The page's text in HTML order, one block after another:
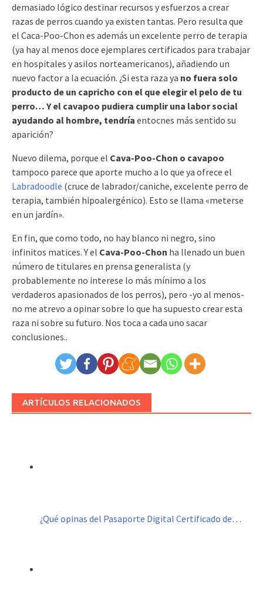
demasiado lógico destinar recursos y esfuerzos a crear
razas de perros cuando ya existen tantas. Pero resulta que
el Caca-Poo-Chon es además un excelente perro de terapia
(ya hay al menos doce ejemplares certificados para trabajar
en hospitales y asilos norteamericanos), añadiendo un
nuevo factor a la ecuación. ¿Si esta raza ya no fuera solo
producto de un capricho con el que elegir el pelo de tu
perro… Y el cavapoo pudiera cumplir una labor social
ayudando al hombre, tendría entocnes más sentido su
aparición?
Nuevo dilema, porque el Cava-Poo-Chon o cavapoo
tampoco parece que aporte mucho a lo que ya ofrece el
Labradoodle (cruce de labrador/caniche, excelente perro de
terapia, también hipoalergénico). Esto se llama «meterse
en un jardín».
En fin, que como todo, no hay blanco ni negro, sino
infinitos matices. Y el Cava-Poo-Chon ha llenado un buen
número de titulares en prensa generalista (y
probablemente no interese lo más mínimo a los
verdaderos apasionados de los perros), pero -yo al menos-
no me atrevo a opinar sobre lo que ha supuesto crear esta
raza ni sobre su futuro. Nos toca a cada uno sacar
conclusiones..
ARTÍCULOS RELACIONADOS
¿Qué opinas del Pasaporte Digital Certificado de…